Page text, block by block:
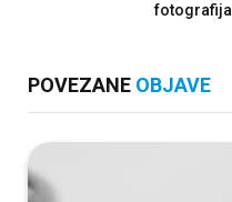
fotografija
POVEZANE OBJAVE